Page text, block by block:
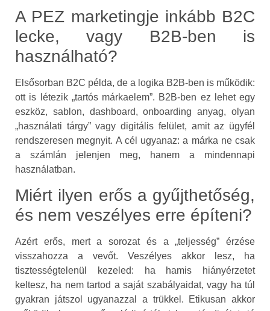
A PEZ marketingje inkább B2C
lecke, vagy B2B-ben is
használható?
Elsősorban B2C példa, de a logika B2B-ben is működik:
ott is létezik „tartós márkaelem”. B2B-ben ez lehet egy
eszköz, sablon, dashboard, onboarding anyag, olyan
„használati tárgy” vagy digitális felület, amit az ügyfél
rendszeresen megnyit. A cél ugyanaz: a márka ne csak
a számlán jelenjen meg, hanem a mindennapi
használatban.
Miért ilyen erős a gyűjthetőség,
és nem veszélyes erre építeni?
Azért erős, mert a sorozat és a „teljesség” érzése
visszahozza a vevőt. Veszélyes akkor lesz, ha
tisztességtelenül kezeled: ha hamis hiányérzetet
keltesz, ha nem tartod a saját szabályaidat, vagy ha túl
gyakran játszol ugyanazzal a trükkel. Etikusan akkor